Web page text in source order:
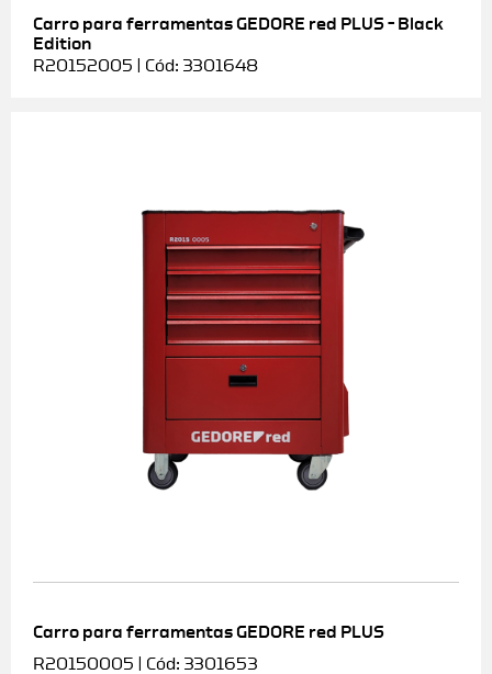
Carro para ferramentas GEDORE red PLUS – Black
Edition
R20152005 | Cód: 3301648
Carro para ferramentas GEDORE red PLUS
R20150005 | Cód: 3301653